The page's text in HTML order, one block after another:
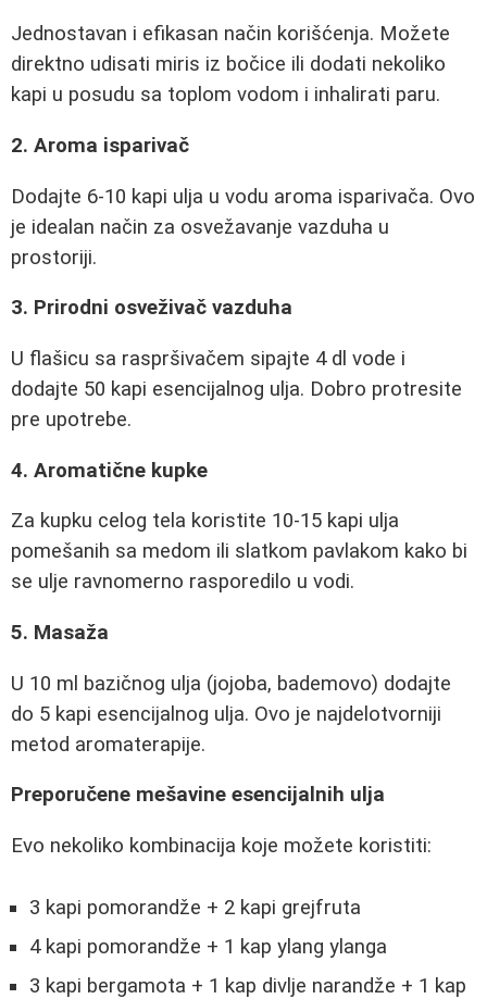
Jednostavan i efikasan način korišćenja. Možete
direktno udisati miris iz bočice ili dodati nekoliko
kapi u posudu sa toplom vodom i inhalirati paru.
2. Aroma isparivač
Dodajte 6-10 kapi ulja u vodu aroma isparivača. Ovo
je idealan način za osvežavanje vazduha u
prostoriji.
3. Prirodni osveživač vazduha
U flašicu sa raspršivačem sipajte 4 dl vode i
dodajte 50 kapi esencijalnog ulja. Dobro protresite
pre upotrebe.
4. Aromatične kupke
Za kupku celog tela koristite 10-15 kapi ulja
pomešanih sa medom ili slatkom pavlakom kako bi
se ulje ravnomerno rasporedilo u vodi.
5. Masaža
U 10 ml bazičnog ulja (jojoba, bademovo) dodajte
do 5 kapi esencijalnog ulja. Ovo je najdelotvorniji
metod aromaterapije.
Preporučene mešavine esencijalnih ulja
Evo nekoliko kombinacija koje možete koristiti:
3 kapi pomorandže + 2 kapi grejfruta
4 kapi pomorandže + 1 kap ylang ylanga
3 kapi bergamota + 1 kap divlje narandže + 1 kap